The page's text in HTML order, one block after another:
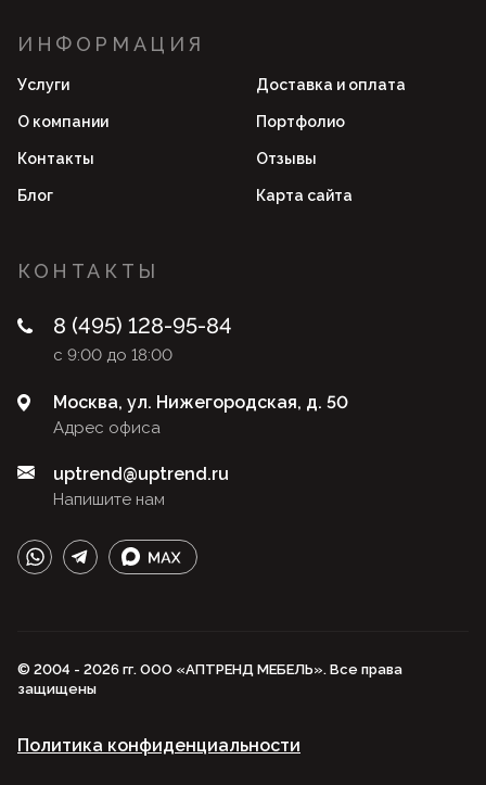
ИНФОРМАЦИЯ
Услуги Доставка и оплата
О компании Портфолио
Контакты Отзывы
Блог Карта сайта
КОНТАКТЫ
8 (495) 128-95-84
с 9:00 до 18:00
Адрес офиса
Москва, ул. Нижегородская, д. 50
Напишите нам
uptrend@uptrend.ru
© 2004 - 2026 гг. ООО «АПТРЕНД МЕБЕЛЬ». Все права
защищены
Политика конфиденциальности